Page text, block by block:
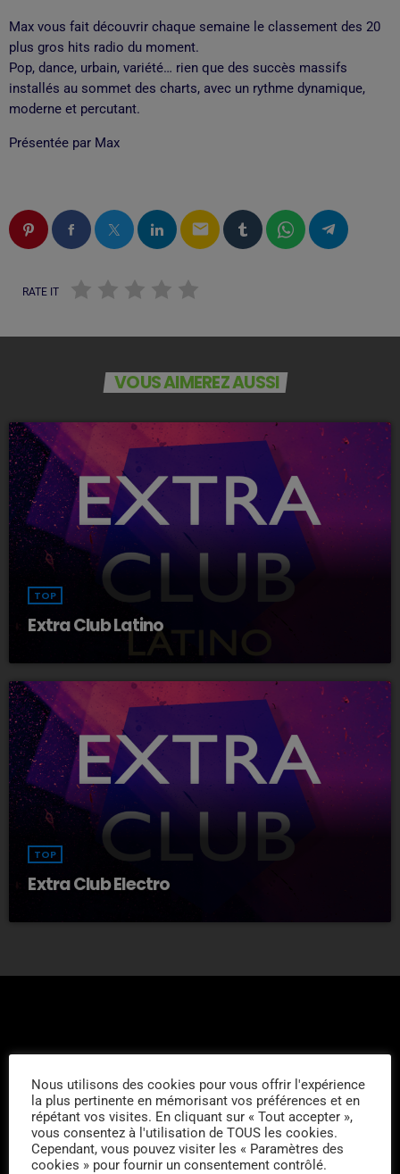
Max vous fait découvrir chaque semaine le classement des 20
plus gros hits radio du moment.
Pop, dance, urbain, variété… rien que des succès massifs
installés au sommet des charts, avec un rythme dynamique,
moderne et percutant.
Présentée par Max
email
RATE IT
VOUS AIMEREZ AUSSI
TOP
Extra Club Latino
TOP
Extra Club Electro
L'ÉQUIPE
Jihem
Nous utilisons des cookies pour vous offrir l'expérience
la plus pertinente en mémorisant vos préférences et en
répétant vos visites. En cliquant sur « Tout accepter »,
vous consentez à l'utilisation de TOUS les cookies.
Cependant, vous pouvez visiter les « Paramètres des
cookies » pour fournir un consentement contrôlé.